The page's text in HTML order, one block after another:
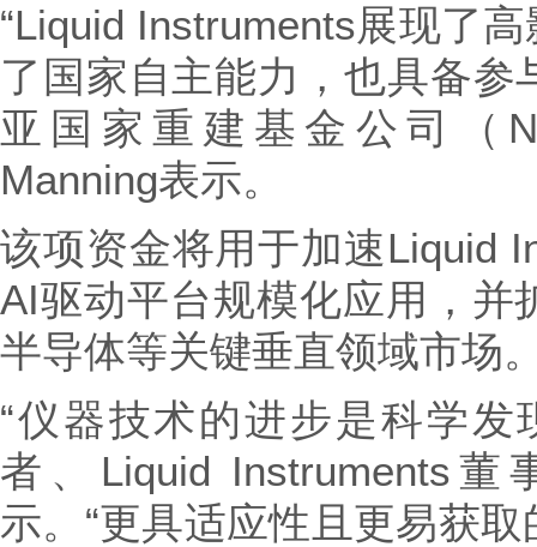
“Liquid Instruments展现了
了国家自主能力，也具备
亚国家重建基金公司（
Manning表示。
该项资金将用于加速Liquid
AI驱动平台规模化应用，并
半导体等关键垂直领域市场
“仪器技术的进步是科学
者、Liquid Instruments董
示。“更具适应性且更易获